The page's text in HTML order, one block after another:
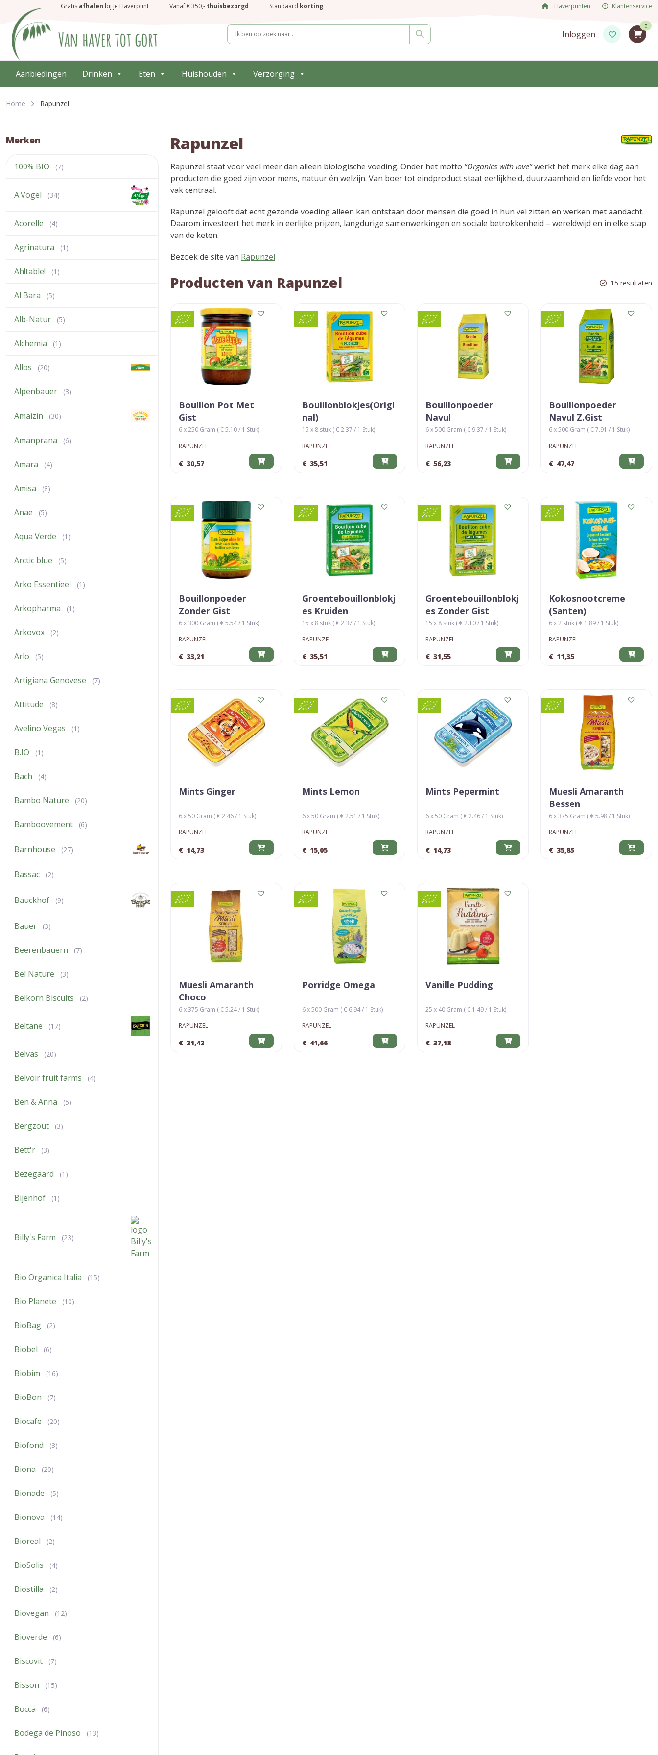
Gratis afhalen bij je Haverpunt Vanaf € 350,- thuisbezorgd Standaard korting Haverpunten Klantenservice
Inloggen
0
Aanbiedingen Drinken Eten Huishouden Verzorging
Home Rapunzel
Merken
100% BIO (7)
A.Vogel (34)
Acorelle (4)
Agrinatura (1)
Ah!table! (1)
Al Bara (5)
Alb-Natur (5)
Alchemia (1)
Allos (20)
Alpenbauer (3)
Amaizin (30)
Amanprana (6)
Amara (4)
Amisa (8)
Anae (5)
Aqua Verde (1)
Arctic blue (5)
Arko Essentieel (1)
Arkopharma (1)
Arkovox (2)
Arlo (5)
Artigiana Genovese (7)
Attitude (8)
Avelino Vegas (1)
B.IO (1)
Bach (4)
Bambo Nature (20)
Bamboovement (6)
Barnhouse (27)
Bassac (2)
Bauckhof (9)
Bauer (3)
Beerenbauern (7)
Bel Nature (3)
Belkorn Biscuits (2)
Beltane (17)
Belvas (20)
Belvoir fruit farms (4)
Ben & Anna (5)
Bergzout (3)
Bett'r (3)
Bezegaard (1)
Bijenhof (1)
Billy's Farm (23)
Bio Organica Italia (15)
Bio Planete (10)
BioBag (2)
Biobel (6)
Biobim (16)
BioBon (7)
Biocafe (20)
Biofond (3)
Biona (20)
Bionade (5)
Bionova (14)
Bioreal (2)
BioSolis (4)
Biostilla (2)
Biovegan (12)
Bioverde (6)
Biscovit (7)
Bisson (15)
Bocca (6)
Bodega de Pinoso (13)
Rapunzel
Rapunzel staat voor veel meer dan alleen biologische voeding. Onder het motto “Organics with love”werkt het merk elke dag aan
producten die goed zijn voor mens, natuur én welzijn. Van boer tot eindproduct staat eerlijkheid, duurzaamheid en liefde voor het
vak centraal.
Rapunzel gelooft dat echt gezonde voeding alleen kan ontstaan door mensen die goed in hun vel zitten en werken met aandacht.
Daarom investeert het merk in eerlijke prijzen, langdurige samenwerkingen en sociale betrokkenheid – wereldwijd en in elke stap
van de keten.
Bezoek de site van Rapunzel
Producten van Rapunzel 15 resultaten
Bouillon Pot Met
Gist
6 x 250 Gram ( € 5.10 / 1 Stuk)
RAPUNZEL
€ 30,57
Bouillonblokjes(origi
Nal)
15 x 8 stuk ( € 2.37 / 1 Stuk)
RAPUNZEL
€ 35,51
Bouillonpoeder
Navul
6 x 500 Gram ( € 9.37 / 1 Stuk)
RAPUNZEL
€ 56,23
Bouillonpoeder
Navul Z.gist
6 x 500 Gram ( € 7.91 / 1 Stuk)
RAPUNZEL
€ 47,47
Bouillonpoeder
Zonder Gist
6 x 300 Gram ( € 5.54 / 1 Stuk)
RAPUNZEL
€ 33,21
Groentebouillonblokj
Es Kruiden
15 x 8 stuk ( € 2.37 / 1 Stuk)
RAPUNZEL
€ 35,51
Groentebouillonblokj
Es Zonder Gist
15 x 8 stuk ( € 2.10 / 1 Stuk)
RAPUNZEL
€ 31,55
Kokosnootcreme
(santen)
6 x 2 stuk ( € 1.89 / 1 Stuk)
RAPUNZEL
€ 11,35
Mints Ginger
6 x 50 Gram ( € 2.46 / 1 Stuk)
RAPUNZEL
€ 14,73
Mints Lemon
6 x 50 Gram ( € 2.51 / 1 Stuk)
RAPUNZEL
€ 15,05
Mints Pepermint
6 x 50 Gram ( € 2.46 / 1 Stuk)
RAPUNZEL
€ 14,73
Muesli Amaranth
Bessen
6 x 375 Gram ( € 5.98 / 1 Stuk)
RAPUNZEL
€ 35,85
Muesli Amaranth
Choco
6 x 375 Gram ( € 5.24 / 1 Stuk)
RAPUNZEL
€ 31,42
Porridge Omega
6 x 500 Gram ( € 6.94 / 1 Stuk)
RAPUNZEL
€ 41,66
Vanille Pudding
25 x 40 Gram ( € 1.49 / 1 Stuk)
RAPUNZEL
€ 37,18